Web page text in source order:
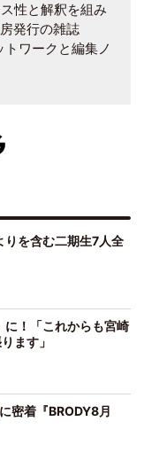
性と解釈を組み
発行の雑誌
トワークと編集ノ
りを含む二期生7人全
！「これからも宮崎
ます」
密着『BRODY8月